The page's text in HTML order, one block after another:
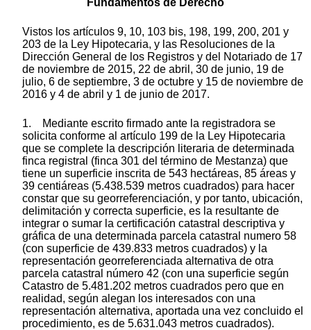
Vistos los artículos 9, 10, 103 bis, 198, 199, 200, 201 y
203 de la Ley Hipotecaria, y las Resoluciones de la
Dirección General de los Registros y del Notariado de 17
de noviembre de 2015, 22 de abril, 30 de junio, 19 de
julio, 6 de septiembre, 3 de octubre y 15 de noviembre de
2016 y 4 de abril y 1 de junio de 2017.
1. Mediante escrito firmado ante la registradora se
solicita conforme al artículo 199 de la Ley Hipotecaria
que se complete la descripción literaria de determinada
finca registral (finca 301 del término de Mestanza) que
tiene un superficie inscrita de 543 hectáreas, 85 áreas y
39 centiáreas (5.438.539 metros cuadrados) para hacer
constar que su georreferenciación, y por tanto, ubicación,
delimitación y correcta superficie, es la resultante de
integrar o sumar la certificación catastral descriptiva y
gráfica de una determinada parcela catastral numero 58
(con superficie de 439.833 metros cuadrados) y la
representación georreferenciada alternativa de otra
parcela catastral número 42 (con una superficie según
Catastro de 5.481.202 metros cuadrados pero que en
realidad, según alegan los interesados con una
representación alternativa, aportada una vez concluido el
procedimiento, es de 5.631.043 metros cuadrados).